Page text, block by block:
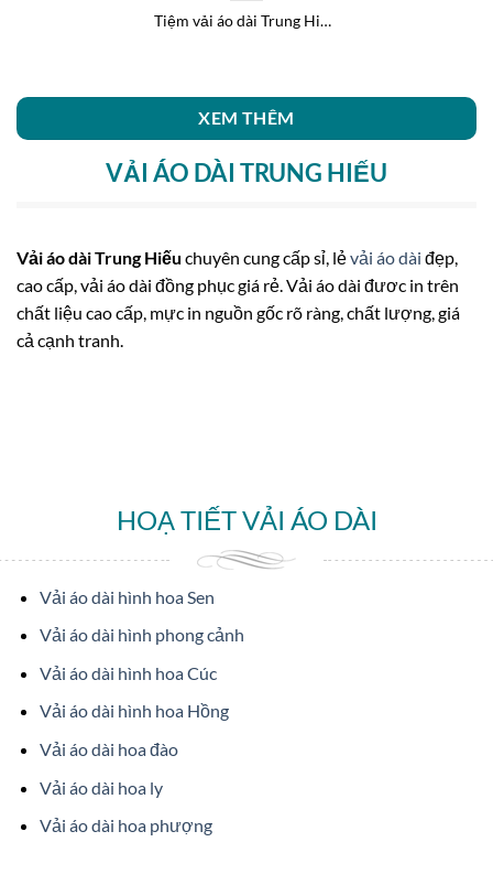
Tiệm vải áo dài Trung Hiếu vừa ra mắt bộ sưu tập vải áo dài [...]
XEM THÊM
VẢI ÁO DÀI TRUNG HIẾU
Vải áo dài Trung Hiếu chuyên cung cấp sỉ, lẻvải áo dài đẹp,
cao cấp, vải áo dài đồng phục giá rẻ. Vải áo dài đươc in trên
chất liệu cao cấp, mực in nguồn gốc rõ ràng, chất lượng, giá
cả cạnh tranh.
HOẠ TIẾT VẢI ÁO DÀI
Vải áo dài hình hoa Sen
Vải áo dài hình phong cảnh
Vải áo dài hình hoa Cúc
Vải áo dài hình hoa Hồng
Vải áo dài hoa đào
Vải áo dài hoa ly
Vải áo dài hoa phượng